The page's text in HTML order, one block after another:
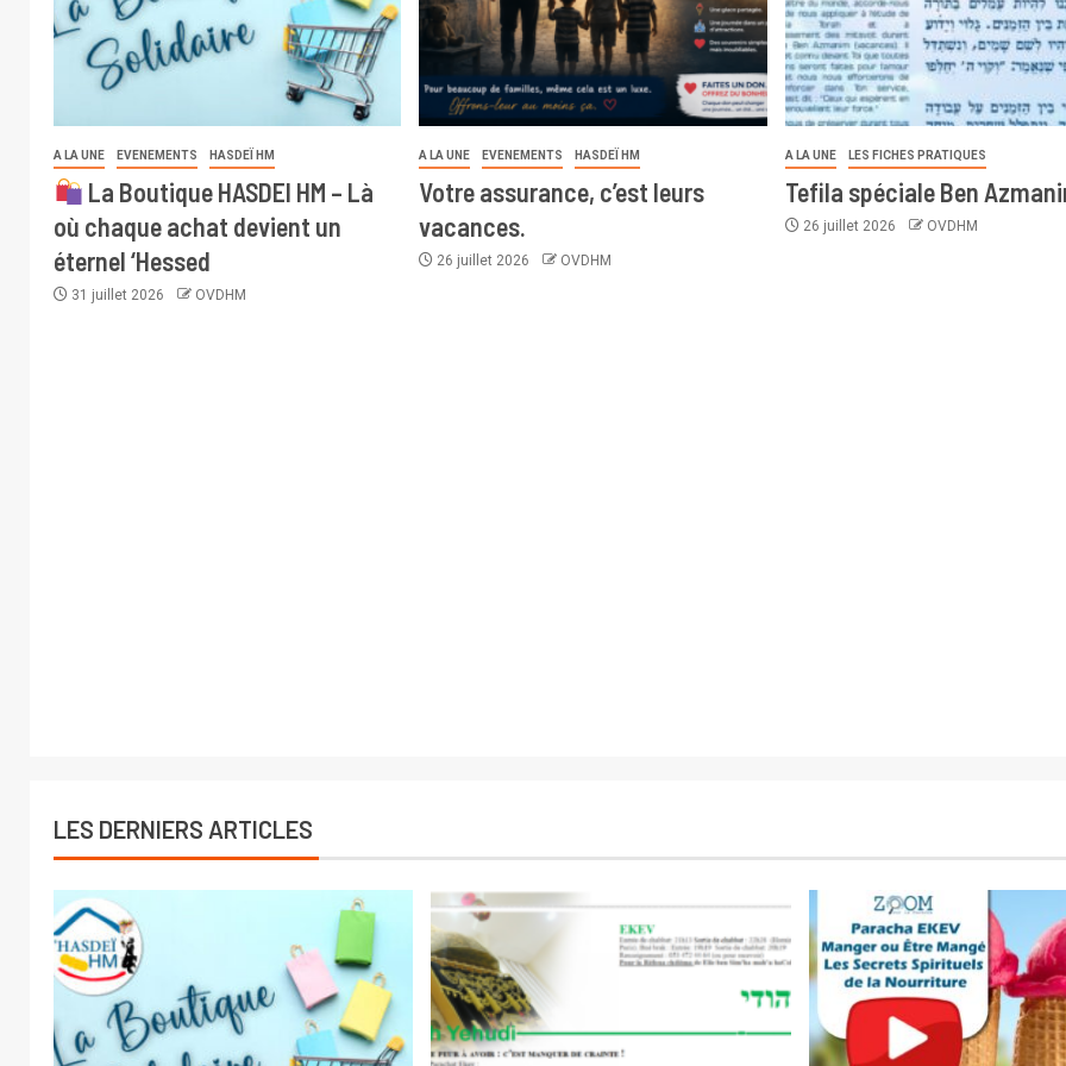
A LA UNE EVENEMENTS HASDEÏ HM
La Boutique HASDEI HM – Là
où chaque achat devient un
éternel ‘Hessed
31 juillet 2026 OVDHM
A LA UNE EVENEMENTS HASDEÏ HM
Votre assurance, c’est leurs
vacances.
26 juillet 2026 OVDHM
A LA UNE LES FICHES PRATIQUES
Tefila spéciale Ben
26 juillet 2026 OVDHM
LES DERNIERS ARTICLES